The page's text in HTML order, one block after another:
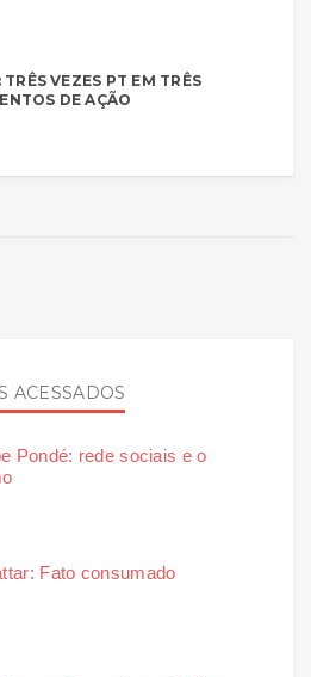
VEZES PT EM TRÊS
DE AÇÃO
ACESSADOS
Pondé: rede sociais e o
Fato consumado